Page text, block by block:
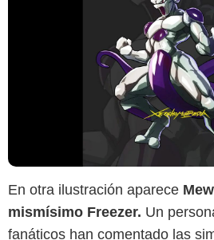
En otra ilustración aparece
mismísimo Freezer. Un
fanáticos han comentado las